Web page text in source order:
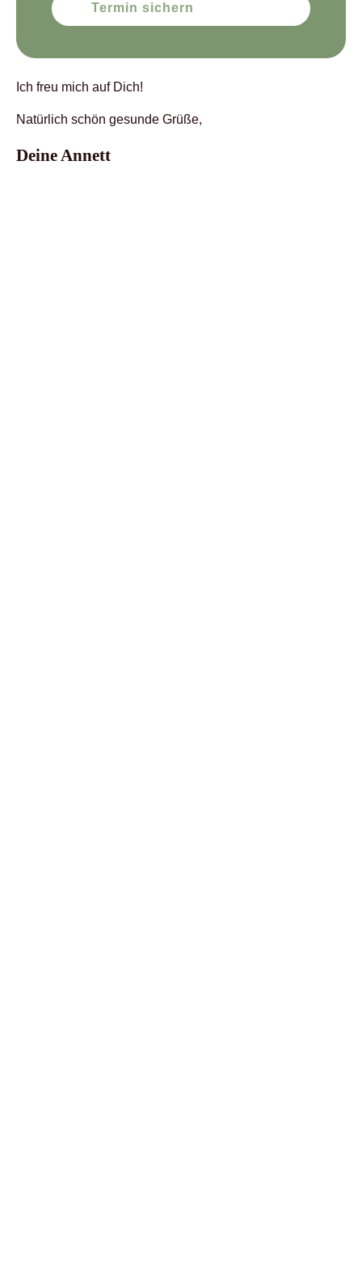
Termin sichern
Ich freu mich auf Dich!
Natürlich schön gesunde Grüße,
Deine Annett